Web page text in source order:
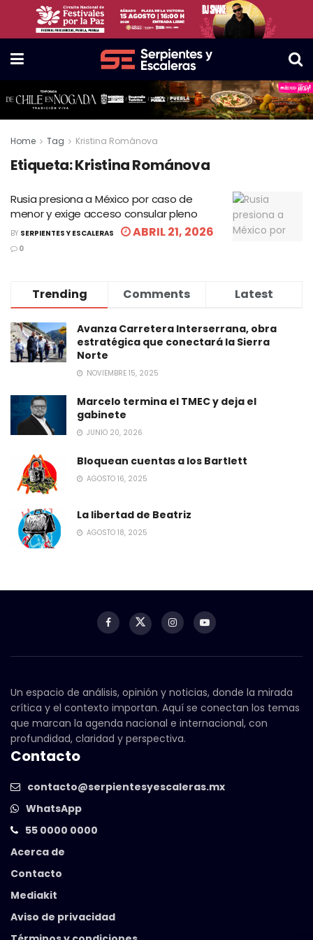
Home Tag Kristina Románova
Etiqueta:Kristina Románova
Rusia presiona a México por caso de
menor y exige acceso consular pleno
BY SERPIENTES Y ESCALERAS ABRIL 21, 2026
0
Trending Comments Latest
Avanza Carretera Interserrana, obra
estratégica que conectará la Sierra
Norte
NOVIEMBRE 15, 2025
Marcelo termina el TMEC y deja el
gabinete
JUNIO 20, 2026
Bloquean cuentas a los Bartlett
AGOSTO 16, 2025
La libertad de Beatriz
AGOSTO 18, 2025
Un espacio de análisis, opinión y noticias, donde la mirada
crítica y el contexto importan. Aquí se conectan los temas
que marcan la agenda nacional e internacional, con
profundidad, claridad y perspectiva.
Contacto
contacto@serpientesyescaleras.mx
WhatsApp
55 0000 0000
Acerca de
Contacto
Mediakit
Aviso de privacidad